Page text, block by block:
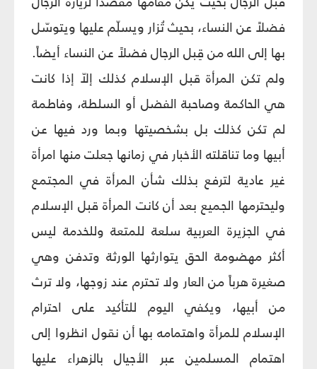
فضلاً عن النساء، بحيث تُزار ويسلّم عليها ويتوسّل
بها إلى الله من قِبل الرجال فضلاً عن النساء أيضاً.
ولم تكن المرأة قبل الإسلام كذلك إلاّ إذا كانت
هي الحاكمة وصاحبة الفضل أو السلطة، وفاطمة
لم تكن كذلك بل بشخصيتها وبما ورد فيها عن
أبيها وما تناقلته الأخبار في زمانها جعلت منها امرأة
غير عادية لترفع بذلك شأن المرأة في المجتمع
وليحترمها الجميع بعد أن كانت المرأة قبل الإسلام
في الجزيرة العربية سلعة للمتعة وللخدمة ليس
أكثر مهضومة الحق يتوارثها الورثة وتدفن وهي
صغيرة هرباً من العار ولا تحترم عند زوجها، ولا ترث
من أبيها، ويكفي اليوم للتأكيد على احترام
الإسلام للمرأة واهتمامه بها أن نقول انظروا إلى
اهتمام المسلمين عبر الأجيال بالزهراء عليها